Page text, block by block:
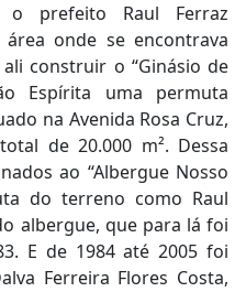
prefeito Raul Ferraz
onde se encontrava
construir o “Ginásio de
Espírita uma permuta
na Avenida Rosa Cruz,
de 20.000 m². Dessa
ao “Albergue Nosso
do terreno como Raul
albergue, que para lá foi
E de 1984 até 2005 foi
Ferreira Flores Costa,